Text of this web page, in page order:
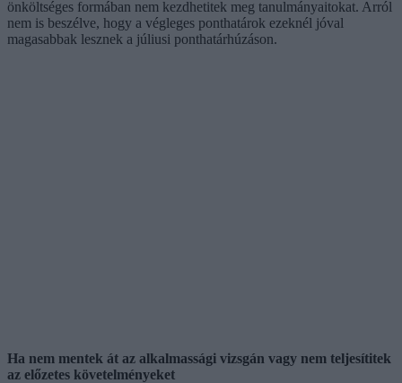
önköltséges formában nem kezdhetitek meg tanulmányaitokat. Arról
nem is beszélve, hogy a végleges ponthatárok ezeknél jóval
magasabbak lesznek a júliusi ponthatárhúzáson.
Ha nem mentek át az alkalmassági vizsgán vagy nem teljesítitek
az előzetes követelményeket